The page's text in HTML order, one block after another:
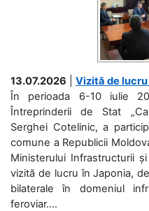
13.07.2026
Vizită de
În perioada 6-10 iulie
Întreprinderii de Stat
Serghei Cotelinic, a
comune a Republicii
Ministerului Infrastructurii
vizită de lucru în Japonia,
bilaterale în domeniul
feroviar....